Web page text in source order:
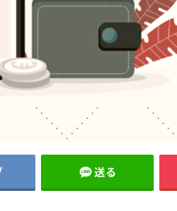
送る